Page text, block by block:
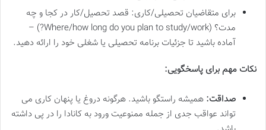
برای متقاضیان تحصیلی/کاری: قصد تحصیل/کار در کجا و چه
مدت؟ (Where/how long do you plan to study/work?) –
آماده باشید تا جزئیات برنامه تحصیلی یا شغلی خود را ارائه دهید.
نکات مهم برای پاسخگویی:
صداقت: همیشه راستگو باشید. هرگونه دروغ یا پنهان کاری می
تواند عواقب جدی از جمله ممنوعیت ورود به کانادا را در پی داشته